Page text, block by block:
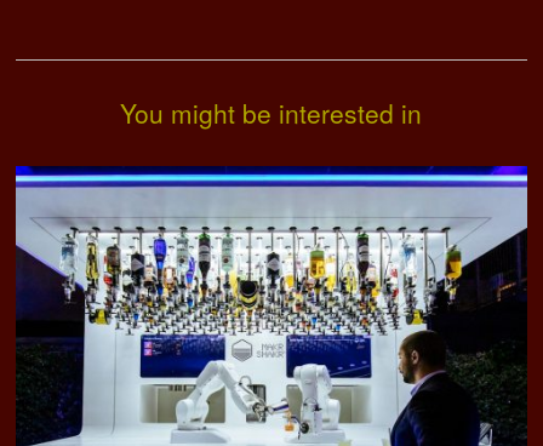
You might be interested in